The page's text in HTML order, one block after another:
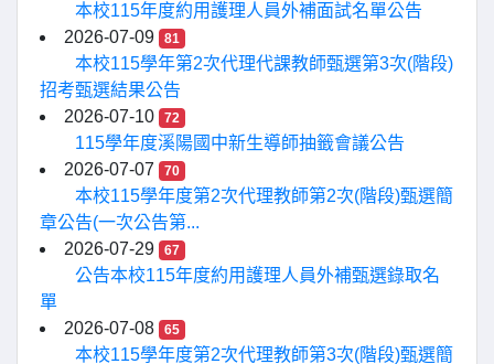
本校115年度約用護理人員外補面試名單公告
2026-07-09
81
本校115學年第2次代理代課教師甄選第3次(階段)
招考甄選結果公告
2026-07-10
72
115學年度溪陽國中新生導師抽籤會議公告
2026-07-07
70
本校115學年度第2次代理教師第2次(階段)甄選簡
章公告(一次公告第...
2026-07-29
67
公告本校115年度約用護理人員外補甄選錄取名
單
2026-07-08
65
本校115學年度第2次代理教師第3次(階段)甄選簡